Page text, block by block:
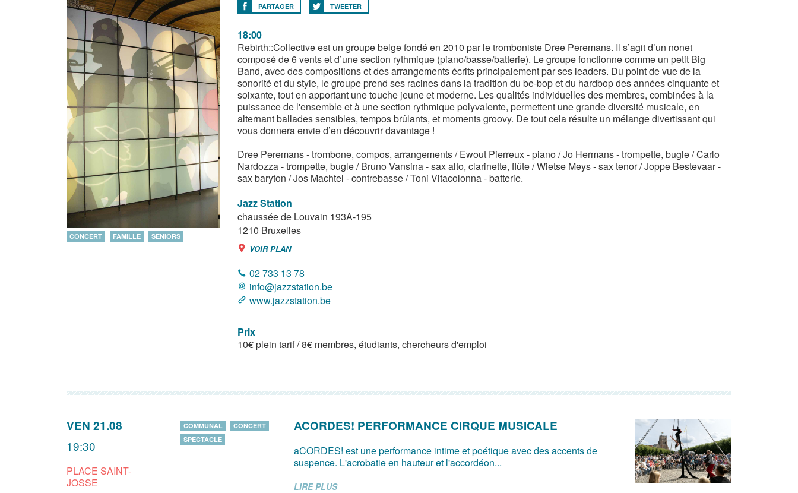
CONCERT FAMILLE SENIORS
PARTAGER TWEETER
18:00
Rebirth::Collective est un groupe belge fondé en 2010 par le tromboniste Dree Peremans. Il s’agit d’un nonet
composé de 6 vents et d’une section rythmique (piano/basse/batterie). Le groupe fonctionne comme un petit Big
Band, avec des compositions et des arrangements écrits principalement par ses leaders. Du point de vue de la
sonorité et du style, le groupe prend ses racines dans la tradition du be-bop et du hardbop des années cinquante et
soixante, tout en apportant une touche jeune et moderne. Les qualités individuelles des membres, combinées à la
puissance de l'ensemble et à une section rythmique polyvalente, permettent une grande diversité musicale, en
alternant ballades sensibles, tempos brûlants, et moments groovy. De tout cela résulte un mélange divertissant qui
vous donnera envie d’en découvrir davantage !
Dree Peremans - trombone, compos, arrangements / Ewout Pierreux - piano / Jo Hermans - trompette, bugle / Carlo
Nardozza - trompette, bugle / Bruno Vansina - sax alto, clarinette, flûte / Wietse Meys - sax tenor / Joppe Bestevaar -
sax baryton / Jos Machtel - contrebasse / Toni Vitacolonna - batterie.
Jazz Station
chaussée de Louvain 193A-195
1210 Bruxelles
VOIR PLAN
02 733 13 78
info@jazzstation.be
www.jazzstation.be
Prix
10€ plein tarif / 8€ membres, étudiants, chercheurs d'emploi
VEN 21.08
19:30
PLACE SAINT-
JOSSE
COMMUNAL
CONCERT
SPECTACLE
ACORDES! PERFORMANCE CIRQUE MUSICALE
aCORDES! est une performance intime et poétique avec des accents de
suspence. L'acrobatie en hauteur et l'accordéon...
LIRE PLUS